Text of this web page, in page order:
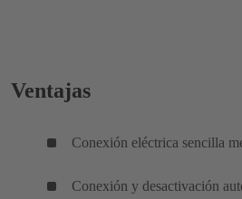
Ventajas
Conexión eléctrica sencilla
Conexión y desactivación